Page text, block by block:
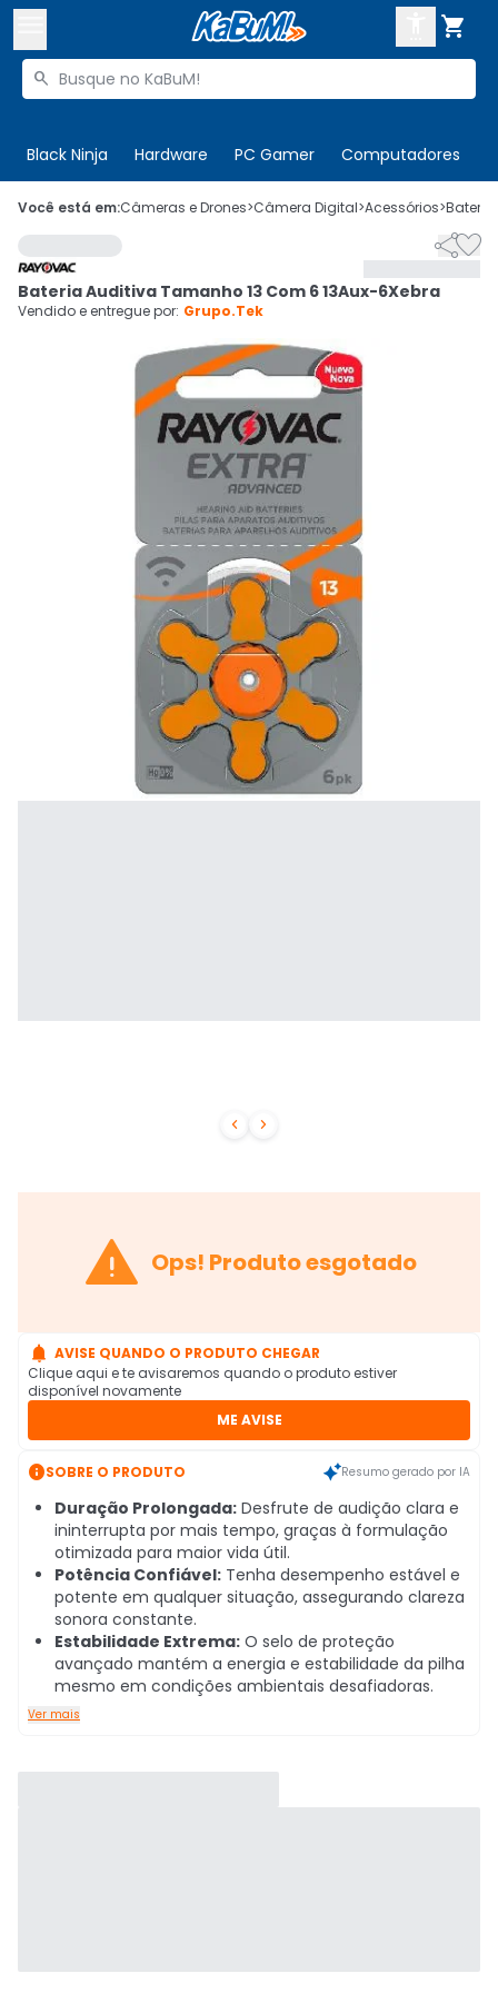

Buscar produtos

Black Ninja Hardware PC Gamer Computadores
 Olá. Acesse sua conta
 Departamentos
Cupons
Mais Vendidos
Ativar tradutor em libras
CADASTRE-SE
Você está em:Câmeras e Drones>Câmera Digital>Acessórios>Bateria
 

Bateria Auditiva Tamanho 13 Com 6 13Aux-6Xebra
Vendido e entregue por: Grupo.Tek
 Ops! Produto esgotado
 AVISE QUANDO O PRODUTO CHEGAR
Clique aqui e te avisaremos quando o produto estiver
disponível novamente
ME AVISE
SOBRE O PRODUTO Resumo gerado por IA
Duração Prolongada: Desfrute de audição clara e
ininterrupta por mais tempo, graças à formulação
otimizada para maior vida útil.
Potência Confiável: Tenha desempenho estável e
potente em qualquer situação, assegurando clareza
sonora constante.
Estabilidade Extrema: O selo de proteção
avançado mantém a energia e estabilidade da pilha
mesmo em condições ambientais desafiadoras.
Ver mais